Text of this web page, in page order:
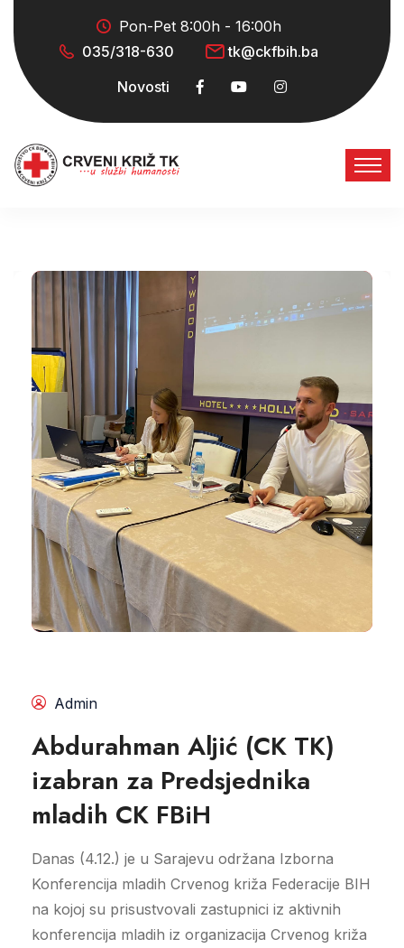
Pon-Pet 8:00h - 16:00h
035/318-630
tk@ckfbih.ba
Novosti
Admin
Abdurahman Aljić (CK TK)
izabran za Predsjednika
mladih CK FBiH
Danas (4.12.) je u Sarajevu održana Izborna
Konferencija mladih Crvenog križa Federacije BIH
na kojoj su prisustvovali zastupnici iz aktivnih
konferencija mladih iz organizacija Crvenog križa